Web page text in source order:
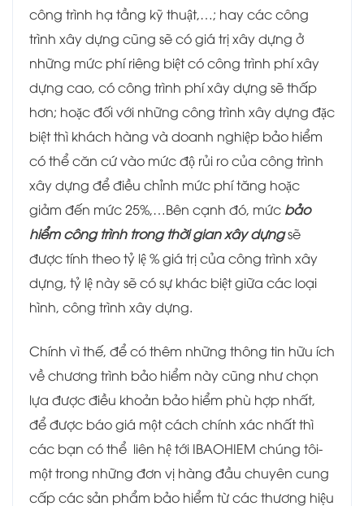
công trình hạ tầng kỹ thuật,…; hay các công
trình xây dựng cũng sẽ có giá trị xây dựng ở
những mức phí riêng biệt có công trình phí xây
dựng cao, có công trình phí xây dựng sẽ thấp
hơn; hoặc đối với những công trình xây dựng đặc
biệt thì khách hàng và doanh nghiệp bảo hiểm
có thể căn cứ vào mức độ rủi ro của công trình
xây dựng để điều chỉnh mức phí tăng hoặc
giảm đến mức 25%,…Bên cạnh đó, mức bảo
hiểm công trình trong thời gian xây dựngsẽ
được tính theo tỷ lệ % giá trị của công trình xây
dựng, tỷ lệ này sẽ có sự khác biệt giữa các loại
hình, công trình xây dựng.
Chính vì thế, để có thêm những thông tin hữu ích
về chương trình bảo hiểm này cũng như chọn
lựa được điều khoản bảo hiểm phù hợp nhất,
để được báo giá một cách chính xác nhất thì
các bạn có thể liên hệ tới IBAOHIEM chúng tôi-
một trong những đơn vị hàng đầu chuyên cung
cấp các sản phẩm bảo hiểm từ các thương hiệu